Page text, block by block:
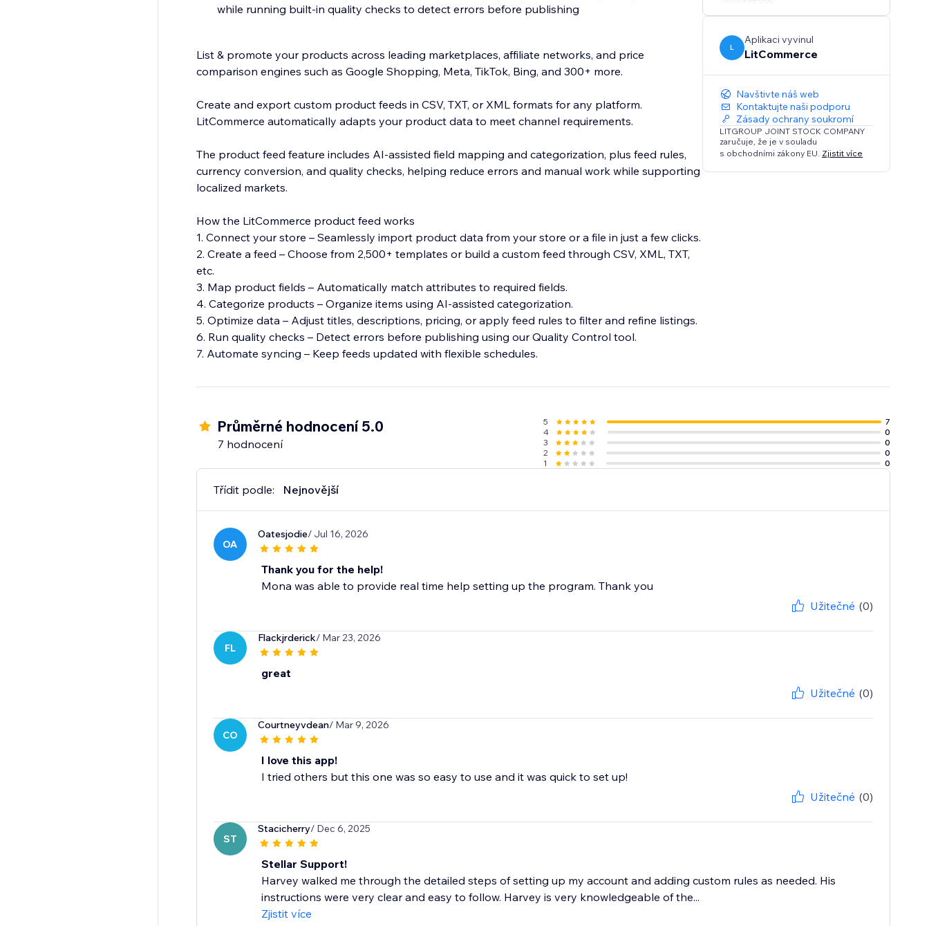
while running built-in quality checks to detect errors before publishing
List & promote your products across leading marketplaces, affiliate networks, and price
comparison engines such as Google Shopping, Meta, TikTok, Bing, and 300+ more.
Create and export custom product feeds in CSV, TXT, or XML formats for any platform.
LitCommerce automatically adapts your product data to meet channel requirements.
The product feed feature includes AI-assisted field mapping and categorization, plus feed rules,
currency conversion, and quality checks, helping reduce errors and manual work while supporting
localized markets.
How the LitCommerce product feed works
1. Connect your store – Seamlessly import product data from your store or a file in just a few clicks.
2. Create a feed – Choose from 2,500+ templates or build a custom feed through CSV, XML, TXT,
etc.
3. Map product fields – Automatically match attributes to required fields.
4. Categorize products – Organize items using AI-assisted categorization.
5. Optimize data – Adjust titles, descriptions, pricing, or apply feed rules to filter and refine listings.
6. Run quality checks – Detect errors before publishing using our Quality Control tool.
7. Automate syncing – Keep feeds updated with flexible schedules.
L
Aplikaci vyvinul
LitCommerce
Navštivte náš web
Kontaktujte naši podporu
Zásady ochrany soukromí
LITGROUP JOINT STOCK COMPANY
zaručuje, že je v souladu
s obchodními zákony EU. Zjistit více
Průměrné hodnocení 5.0
7 hodnocení
5
7
4
0
3
0
2
0
1
0
Třídit podle: Nejnovější
OA
Oatesjodie/ Jul 16, 2026
Thank you for the help!
Mona was able to provide real time help setting up the program. Thank you
Užitečné (0)
FL
Flackjrderick/ Mar 23, 2026
great
Užitečné (0)
CO
Courtneyvdean/ Mar 9, 2026
I love this app!
I tried others but this one was so easy to use and it was quick to set up!
Užitečné (0)
ST
Stacicherry/ Dec 6, 2025
Stellar Support!
Harvey walked me through the detailed steps of setting up my account and adding custom rules as needed. His
instructions were very clear and easy to follow. Harvey is very knowledgeable of the...
Zjistit více